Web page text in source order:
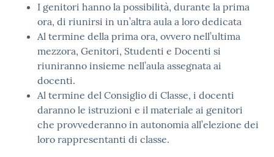
I genitori hanno la possibilità, durante la prima
ora, di riunirsi in un’altra aula a loro dedicata
Al termine della prima ora, ovvero nell’ultima
mezzora, Genitori, Studenti e Docenti si
riuniranno insieme nell’aula assegnata ai
docenti.
Al termine del Consiglio di Classe, i docenti
daranno le istruzioni e il materiale ai genitori
che provvederanno in autonomia all’elezione dei
loro rappresentanti di classe.